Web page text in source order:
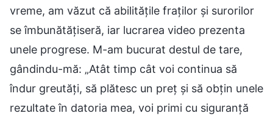
vreme, am văzut că abilitățile fraților și surorilor
se îmbunătățiseră, iar lucrarea video prezenta
unele progrese. M-am bucurat destul de tare,
gândindu-mă: „Atât timp cât voi continua să
îndur greutăți, să plătesc un preț și să obțin unele
rezultate în datoria mea, voi primi cu siguranță